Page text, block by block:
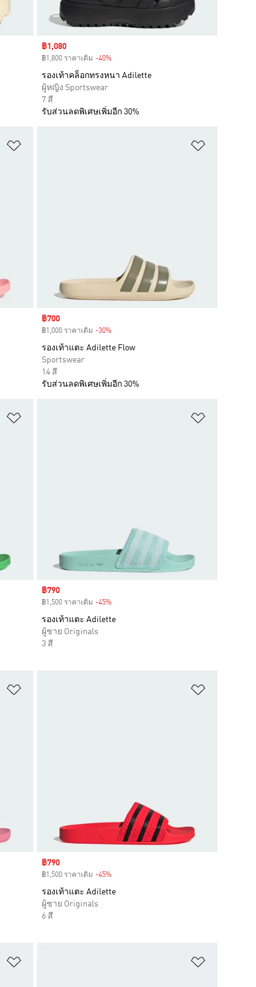
Sale price
฿1,080
฿1,800 ราคาเดิม -40%Discount
รองเท้าคล็อกทรงหนา Adilette
ผู้หญิง Sportswear
7 สี
รับส่วนลดพิเศษเพิ่มอีก 30%
Sale price
฿700
฿1,000 ราคาเดิม -30%Discount
รองเท้าแตะ Adilette Flow
Sportswear
14 สี
รับส่วนลดพิเศษเพิ่มอีก 30%
Sale price
฿790
฿1,500 ราคาเดิม -45%Discount
รองเท้าแตะ Adilette
ผู้ชาย Originals
3 สี
Sale price
฿790
฿1,500 ราคาเดิม -45%Discount
รองเท้าแตะ Adilette
ผู้ชาย Originals
6 สี